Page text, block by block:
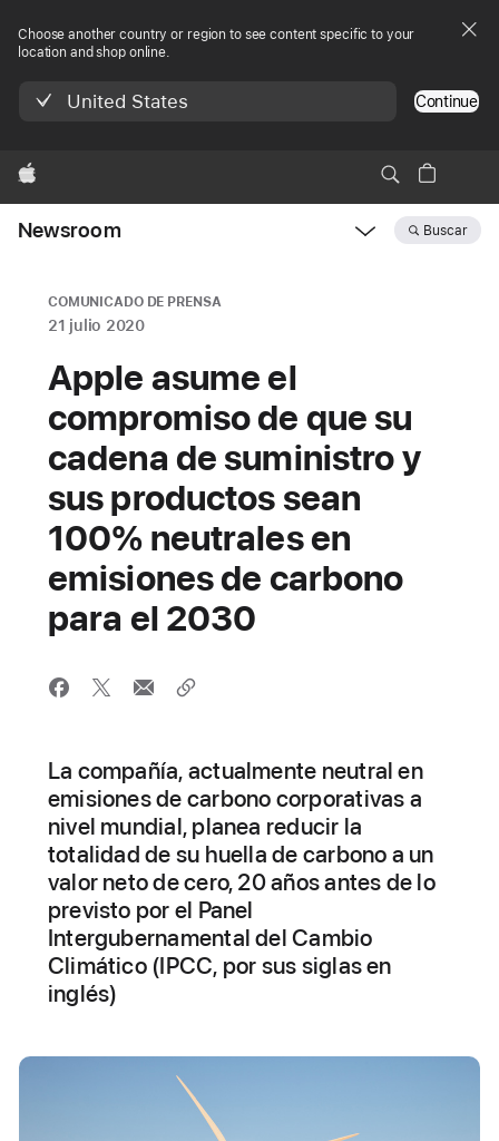
Choose another country or region to see content specific to your
location and shop online.
United States Continue
Apple
Newsroom Buscar
COMUNICADO DE PRENSA
21 julio 2020
Apple asume el
compromiso de que su
cadena de suministro y
sus productos sean
100% neutrales en
emisiones de carbono
para el 2030
La compañía, actualmente neutral en
emisiones de carbono corporativas a
nivel mundial, planea reducir la
totalidad de su huella de carbono a un
valor neto de cero, 20 años antes de lo
previsto por el Panel
Intergubernamental del Cambio
Climático (IPCC, por sus siglas en
inglés)